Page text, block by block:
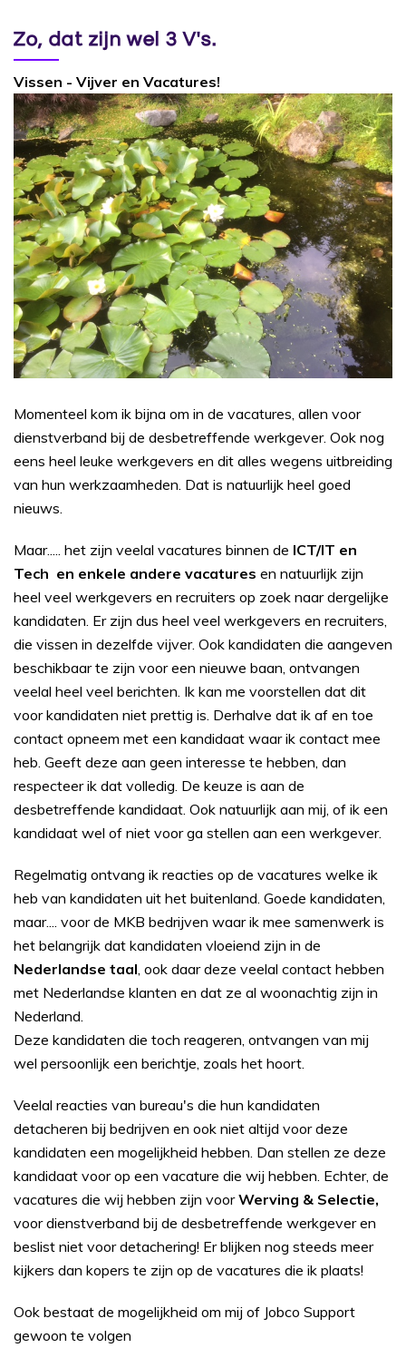
Zo, dat zijn wel 3 V's.
Vissen - Vijver en Vacatures!
Momenteel kom ik bijna om in de vacatures, allen voor
dienstverband bij de desbetreffende werkgever. Ook nog
eens heel leuke werkgevers en dit alles wegens uitbreiding
van hun werkzaamheden. Dat is natuurlijk heel goed
nieuws.
Maar..... het zijn veelal vacatures binnen de ICT/IT en
Tech en enkele andere vacatures en natuurlijk zijn
heel veel werkgevers en recruiters op zoek naar dergelijke
kandidaten. Er zijn dus heel veel werkgevers en recruiters,
die vissen in dezelfde vijver. Ook kandidaten die aangeven
beschikbaar te zijn voor een nieuwe baan, ontvangen
veelal heel veel berichten. Ik kan me voorstellen dat dit
voor kandidaten niet prettig is. Derhalve dat ik af en toe
contact opneem met een kandidaat waar ik contact mee
heb. Geeft deze aan geen interesse te hebben, dan
respecteer ik dat volledig. De keuze is aan de
desbetreffende kandidaat. Ook natuurlijk aan mij, of ik een
kandidaat wel of niet voor ga stellen aan een werkgever.
Regelmatig ontvang ik reacties op de vacatures welke ik
heb van kandidaten uit het buitenland. Goede kandidaten,
maar.... voor de MKB bedrijven waar ik mee samenwerk is
het belangrijk dat kandidaten vloeiend zijn in de
Nederlandse taal , ook daar deze veelal contact hebben
met Nederlandse klanten en dat ze al woonachtig zijn in
Nederland.
Deze kandidaten die toch reageren, ontvangen van mij
wel persoonlijk een berichtje, zoals het hoort.
Veelal reacties van bureau's die hun kandidaten
detacheren bij bedrijven en ook niet altijd voor deze
kandidaten een mogelijkheid hebben. Dan stellen ze deze
kandidaat voor op een vacature die wij hebben. Echter, de
vacatures die wij hebben zijn voorWerving & Selectie,
voor dienstverband bij de desbetreffende werkgever en
beslist niet voor detachering! Er blijken nog steeds meer
kijkers dan kopers te zijn op de vacatures die ik plaats!
Ook bestaat de mogelijkheid om mij of Jobco Support
gewoon te volgen